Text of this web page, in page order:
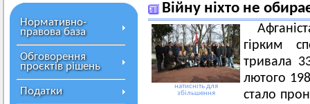
Нормативно-
правова база
Обговорення
проєктів рішень
Податки
Війну ніхто не
натисніть для
збільшення
гірким
тривала
лютого
стало